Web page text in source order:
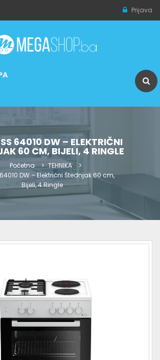
Prijava
64010 DW – ELEKTRIČNI
60 CM, BIJELI, 4 RINGLE
Početna
TEHNIKA
DW – Električni Štednjak 60 cm,
Bijeli, 4 Ringle